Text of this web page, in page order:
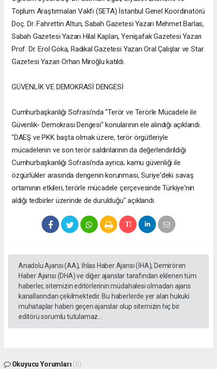
Toplum Araştırmaları Vakfı (SETA) İstanbul Genel Koordinatörü
Doç. Dr. Fahrettin Altun, Sabah Gazetesi Yazarı Mehmet Barlas,
Sabah Gazetesi Yazarı Hilal Kaplan, Yenişafak Gazetesi Yazarı
Prof. Dr. Erol Göka, Radikal Gazetesi Yazarı Oral Çalışlar ve Star
Gazetesi Yazarı Orhan Miroğlu katıldı.
GÜVENLİK VE DEMOKRASİ DENGESİ
Cumhurbaşkanlığı Sofrası'nda "Terör ve Terörle Mücadele ile
Güvenlik- Demokrasi Dengesi" konularının ele alındığı açıklandı.
"DAEŞ ve PKK başta olmak üzere, terör örgütleriyle
mücadelenin ve son terör saldırılarının da değerlendirildiği
Cumhurbaşkanlığı Sofrası'nda ayrıca; kamu güvenliği ile
özgürlükler arasında dengenin korunması, Suriye'deki savaş
ortamının etkileri, terörle mücadele çerçevesinde Türkiye'nin
aldığı tedbirler üzerinde de durulduğu" açıklandı.
Anadolu Ajansı (AA), İhlas Haber Ajansı (İHA), Demirören
Haber Ajansı (DHA) ve diğer ajanslar tarafından eklenen tüm
haberler, sitemizin editörlerinin müdahalesi olmadan ajans
kanallarından çekilmektedir. Bu haberlerde yer alan hukuki
muhataplar haberi geçen ajanslar olup sitemizin hiç bir
editörü sorumlu tutulamaz...
Okuyucu Yorumları (0)